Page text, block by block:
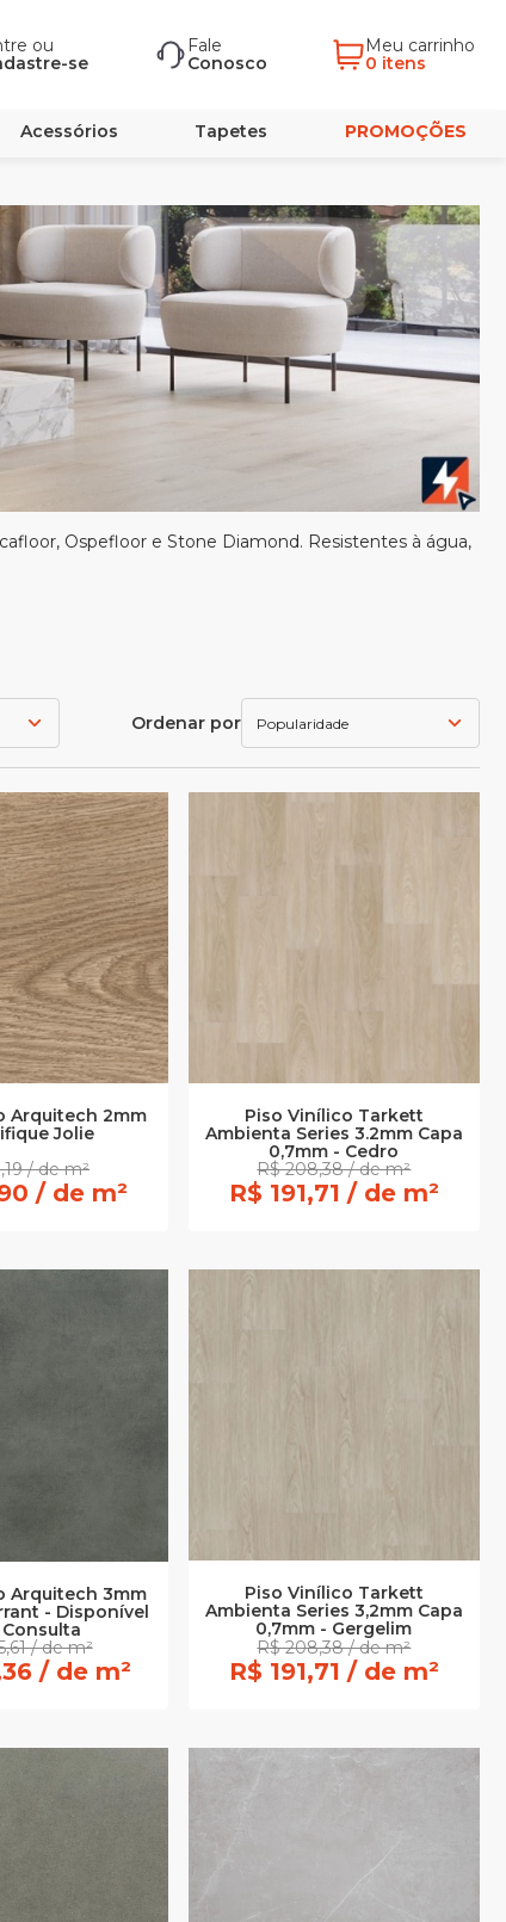
ou
se
Fale
Conosco
Meu carrinho
0 itens
Acessórios Tapetes PROMOÇÕES
Ospefloor e Stone Diamond. Resistentes à água,
Ordenar por Popularidade
Arquitech 2mm
Jolie
/ de m²
/ de m²
Piso Vinílico Tarkett
Ambienta Series 3.2mm Capa
0,7mm - Cedro
R$ 208,38 / de m²
R$ 191,71 / de m²
Arquitech 3mm
- Disponível
/ de m²
/ de m²
Piso Vinílico Tarkett
Ambienta Series 3,2mm Capa
0,7mm - Gergelim
R$ 208,38 / de m²
R$ 191,71 / de m²